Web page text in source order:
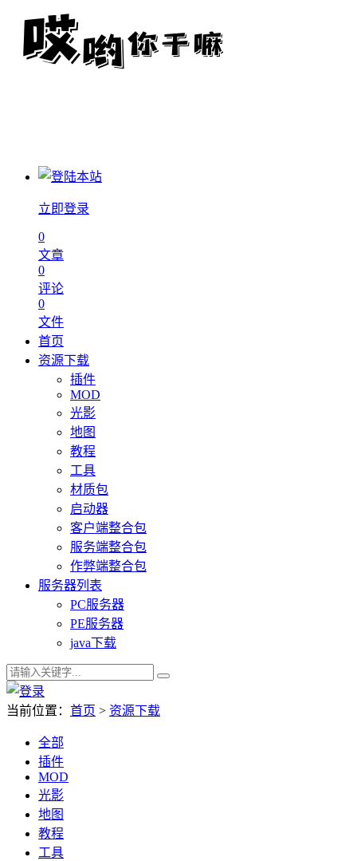
立即登录
0
文章
0
评论
0
文件
首页
资源下载
插件
MOD
光影
地图
教程
工具
材质包
启动器
客户端整合包
服务端整合包
作弊端整合包
服务器列表
PC服务器
PE服务器
java下载
当前位置： 首页 > 资源下载
全部
插件
MOD
光影
地图
教程
工具